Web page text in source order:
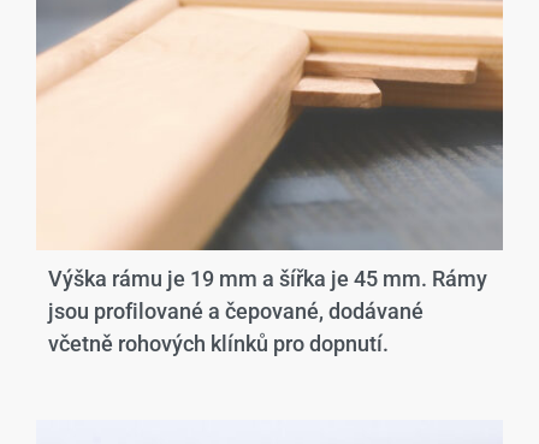
Výška rámu je 19 mm a šířka je 45 mm. Rámy
jsou profilované a čepované, dodávané
včetně rohových klínků pro dopnutí.